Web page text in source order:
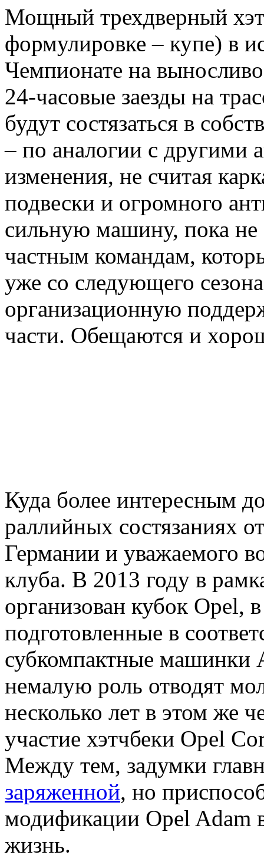
Мощный трехдверный
формулировке – купе) в
Чемпионате на
24-часовые заезды на
будут состязаться в
– по аналогии с другими
изменения, не считая
подвески и огромного
сильную машину, пока не
частным командам,
уже со следующего
организационную
части. Обещаются и
Куда более интересным
раллийных состязаниях
Германии и уважаемого
клуба. В 2013 году в
организован кубок Opel,
подготовленные в
субкомпактные машинки
немалую роль отводят
несколько лет в этом же
участие хэтчбеки Opel
Между тем, задумки
заряженной, но
модификации Opel Adam
жизнь.